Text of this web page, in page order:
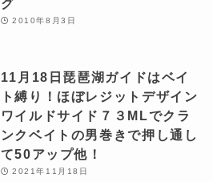
グ
2010年8月3日
11月18日琵琶湖ガイドはベイ
ト縛り！ほぼレジットデザイン
ワイルドサイド７３MLでクラ
ンクベイトの男巻きで押し通し
て50アップ他！
2021年11月18日